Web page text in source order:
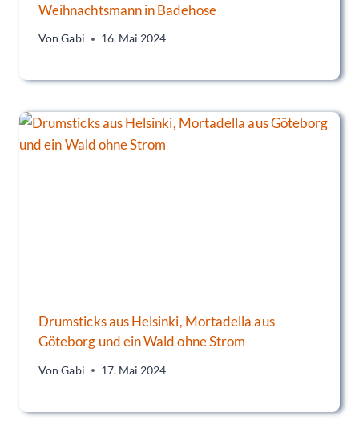
Weihnachtsmann in Badehose
Von Gabi 16. Mai 2024
Drumsticks aus Helsinki, Mortadella aus
Göteborg und ein Wald ohne Strom
Von Gabi 17. Mai 2024